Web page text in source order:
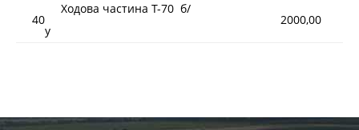
40
Ходова частина Т-70 б/
у
2000,00